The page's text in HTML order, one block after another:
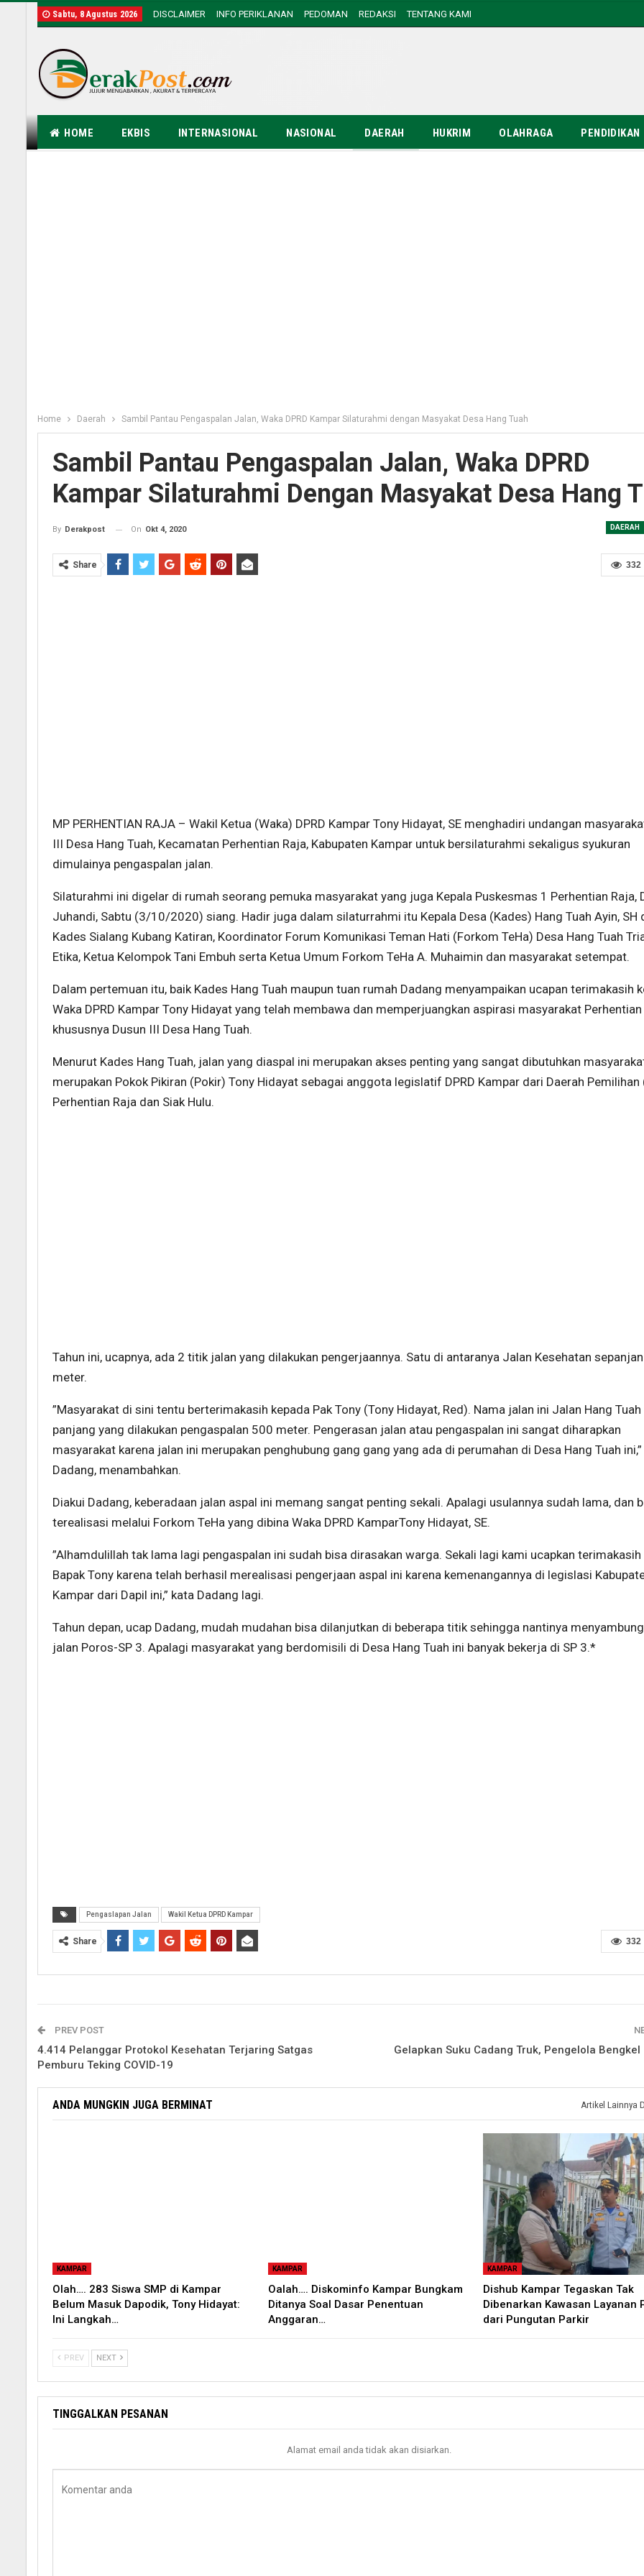
Sabtu, 8 Agustus 2026 DISCLAIMER INFO PERIKLANAN PEDOMAN REDAKSI TENTANG KAMI
HOME EKBIS INTERNASIONAL NASIONAL DAERAH HUKRIM OLAHRAGA PENDIDIKAN
Home Daerah Sambil Pantau Pengaspalan Jalan, Waka DPRD Kampar Silaturahmi dengan Masyakat Desa Hang Tuah
Sambil Pantau Pengaspalan Jalan, Waka DPRD
Kampar Silaturahmi Dengan Masyakat Desa Hang
DAERAH
By Derakpost On Okt 4, 2020
332
Share
MP PERHENTIAN RAJA – Wakil Ketua (Waka) DPRD Kampar Tony Hidayat, SE menghadiri undangan
III Desa Hang Tuah, Kecamatan Perhentian Raja, Kabupaten Kampar untuk bersilaturahmi sekaligus syukuran
dimulainya pengaspalan jalan.
Silaturahmi ini digelar di rumah seorang pemuka masyarakat yang juga Kepala Puskesmas 1 Perhentian Raja,
Juhandi, Sabtu (3/10/2020) siang. Hadir juga dalam silaturrahmi itu Kepala Desa (Kades) Hang Tuah Ayin, SH
Kades Sialang Kubang Katiran, Koordinator Forum Komunikasi Teman Hati (Forkom TeHa) Desa Hang Tuah
Etika, Ketua Kelompok Tani Embuh serta Ketua Umum Forkom TeHa A. Muhaimin dan masyarakat setempat.
Dalam pertemuan itu, baik Kades Hang Tuah maupun tuan rumah Dadang menyampaikan ucapan terimakasih
Waka DPRD Kampar Tony Hidayat yang telah membawa dan memperjuangkan aspirasi masyarakat Perhentian
khususnya Dusun III Desa Hang Tuah.
Menurut Kades Hang Tuah, jalan yang diaspal ini merupakan akses penting yang sangat dibutuhkan
merupakan Pokok Pikiran (Pokir) Tony Hidayat sebagai anggota legislatif DPRD Kampar dari Daerah Pemilihan
Perhentian Raja dan Siak Hulu.
Tahun ini, ucapnya, ada 2 titik jalan yang dilakukan pengerjaannya. Satu di antaranya Jalan Kesehatan
meter.
”Masyarakat di sini tentu berterimakasih kepada Pak Tony (Tony Hidayat, Red). Nama jalan ini Jalan Hang Tuah
panjang yang dilakukan pengaspalan 500 meter. Pengerasan jalan atau pengaspalan ini sangat diharapkan
masyarakat karena jalan ini merupakan penghubung gang gang yang ada di perumahan di Desa Hang Tuah
Dadang, menambahkan.
Diakui Dadang, keberadaan jalan aspal ini memang sangat penting sekali. Apalagi usulannya sudah lama, dan
terealisasi melalui Forkom TeHa yang dibina Waka DPRD KamparTony Hidayat, SE.
”Alhamdulillah tak lama lagi pengaspalan ini sudah bisa dirasakan warga. Sekali lagi kami ucapkan terimakasih
Bapak Tony karena telah berhasil merealisasi pengerjaan aspal ini karena kemenangannya di legislasi
Kampar dari Dapil ini,” kata Dadang lagi.
Tahun depan, ucap Dadang, mudah mudahan bisa dilanjutkan di beberapa titik sehingga nantinya
jalan Poros-SP 3. Apalagi masyarakat yang berdomisili di Desa Hang Tuah ini banyak bekerja di SP 3.*
Pengaslapan Jalan Wakil Ketua DPRD Kampar
332
Share
PREV POST
4.414 Pelanggar Protokol Kesehatan Terjaring Satgas
Pemburu Teking COVID-19
Gelapkan Suku Cadang Truk, Pengelola Bengkel
ANDA MUNGKIN JUGA BERMINAT Artikel Lainnya
KAMPAR
Olah…. 283 Siswa SMP di Kampar
Belum Masuk Dapodik, Tony Hidayat:
Ini Langkah…
KAMPAR
Oalah…. Diskominfo Kampar Bungkam
Ditanya Soal Dasar Penentuan
Anggaran…
KAMPAR
Dishub Kampar Tegaskan Tak
Dibenarkan Kawasan Layanan
dari Pungutan Parkir
PREV NEXT
TINGGALKAN PESANAN
Alamat email anda tidak akan disiarkan.